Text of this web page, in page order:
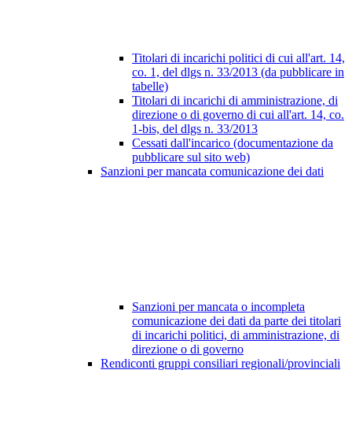
Titolari di incarichi politici di cui all'art. 14,
co. 1, del dlgs n. 33/2013 (da pubblicare in
tabelle)
Titolari di incarichi di amministrazione, di
direzione o di governo di cui all'art. 14, co.
1-bis, del dlgs n. 33/2013
Cessati dall'incarico (documentazione da
pubblicare sul sito web)
Sanzioni per mancata comunicazione dei dati
Sanzioni per mancata o incompleta
comunicazione dei dati da parte dei titolari
di incarichi politici, di amministrazione, di
direzione o di governo
Rendiconti gruppi consiliari regionali/provinciali